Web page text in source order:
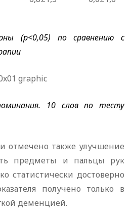
(p<0,05) по сравнению с
10 слов по тесту
отмечено также улучшение
предметы и пальцы рук
статистически достоверно
получено только в
деменцией.